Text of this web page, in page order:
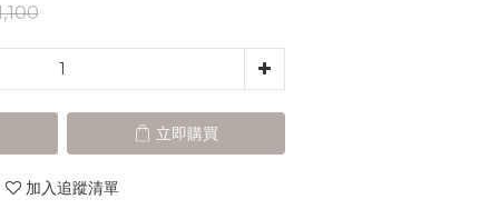
立即購買
加入追蹤清單